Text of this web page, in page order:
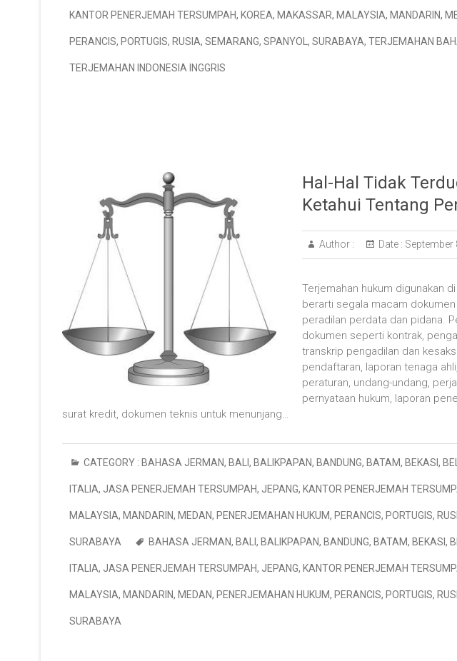
KANTOR PENERJEMAH TERSUMPAH, KOREA, MAKASSAR, MALAYSIA, MANDARIN,
PERANCIS, PORTUGIS, RUSIA, SEMARANG, SPANYOL , SURABAYA, TERJEMAHAN
TERJEMAHAN INDONESIA INGGRIS
Hal-Hal Tidak
Ketahui Tentang
Author : Date : September
Terjemahan hukum digunakan
berarti segala macam
peradilan perdata dan pidana.
dokumen seperti kontrak,
transkrip pengadilan dan
pendaftaran, laporan tenaga
peraturan, undang-undang,
pernyataan hukum, laporan
surat kredit, dokumen teknis untuk menunjang…
CATEGORY : BAHASA JERMAN, BALI , BALIKPAPAN, BANDUNG, BATAM, BEKASI ,
ITALIA, JASA PENERJEMAH TERSUMPAH, JEPANG, KANTOR PENERJEMAH
MALAYSIA, MANDARIN, MEDAN, PENERJEMAHAN HUKUM, PERANCIS, PORTUGIS,
SURABAYA BAHASA JERMAN, BALI , BALIKPAPAN, BANDUNG, BATAM, BEKASI ,
ITALIA, JASA PENERJEMAH TERSUMPAH, JEPANG, KANTOR PENERJEMAH
MALAYSIA, MANDARIN, MEDAN, PENERJEMAHAN HUKUM, PERANCIS, PORTUGIS,
SURABAYA